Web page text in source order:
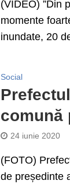
(VIDEO) ”Din
momente
inundate, 20
Social
comună
24 iunie 2020
(FOTO)
de președinte